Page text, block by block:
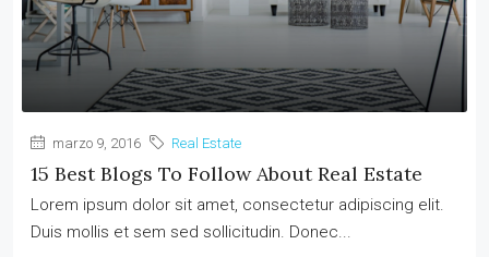
marzo 9, 2016 Real Estate
15 Best Blogs To Follow About Real Estate
Lorem ipsum dolor sit amet, consectetur adipiscing elit.
Duis mollis et sem sed sollicitudin. Donec...